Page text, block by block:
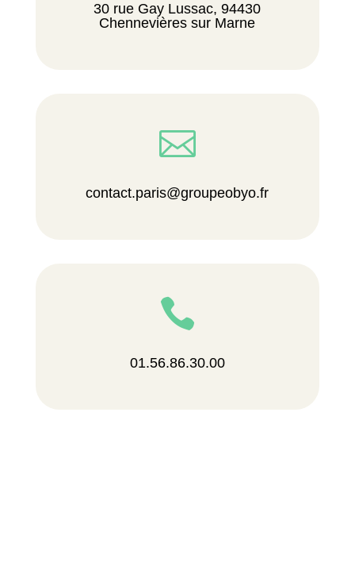
30 rue Gay Lussac, 94430
Chennevières sur Marne

contact.paris@groupeobyo.fr

01.56.86.30.00